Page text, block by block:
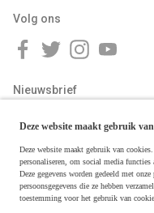
Volg ons
Nieuwsbrief
Deze website maakt gebruik
Deze website maakt gebruik van
personaliseren, om social media functies
Deze gegevens worden gedeeld met
persoonsgegevens die ze hebben
toestemming voor het gebruik van